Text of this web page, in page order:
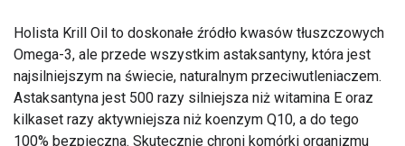
Holista Krill Oil to doskonałe źródło kwasów tłuszczowych
Omega-3, ale przede wszystkim astaksantyny, która jest
najsilniejszym na świecie, naturalnym przeciwutleniaczem.
Astaksantyna jest 500 razy silniejsza niż witamina E oraz
kilkaset razy aktywniejsza niż koenzym Q10, a do tego
100% bezpieczna. Skutecznie chroni komórki organizmu